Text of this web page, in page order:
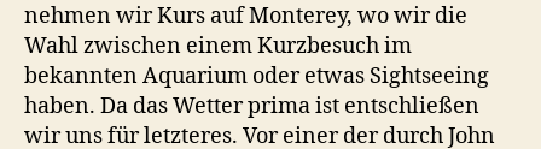
nehmen wir Kurs auf Monterey, wo wir die
Wahl zwischen einem Kurzbesuch im
bekannten Aquarium oder etwas Sightseeing
haben. Da das Wetter prima ist entschließen
wir uns für letzteres. Vor einer der durch John